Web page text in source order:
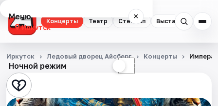
Концерты Театр Стендап Выставки
Меню ×
Иркутск
Концерты
Театр
Стендап
Ночной режим ☾
Иркутск Ледовый дворец Айсберг Концерты